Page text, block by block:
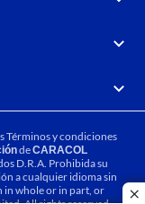
Términos y condiciones
deCARACOL
D.R.A. Prohibida su
a cualquier idioma sin
in whole or in part, or